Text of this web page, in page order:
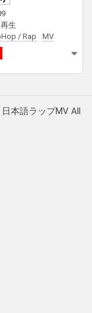
生
/ Rap
MV
本語ラップMV All